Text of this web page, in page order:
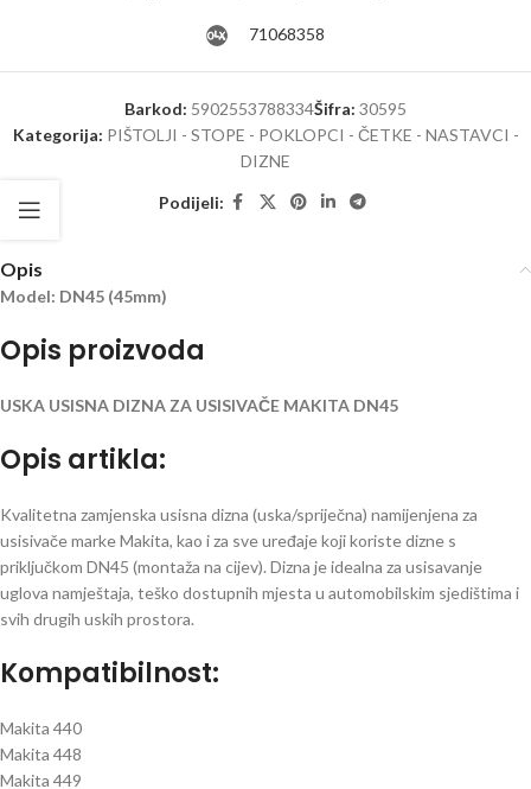
71068358
Barkod: 5902553788334Šifra: 30595
Kategorija: PIŠTOLJI - STOPE - POKLOPCI - ČETKE - NASTAVCI -
DIZNE
Podijeli:
Opis
Model: DN45 (45mm)
Opis proizvoda
USKA USISNA DIZNA ZA USISIVAČE MAKITA DN45
Opis artikla:
Kvalitetna zamjenska usisna dizna (uska/spriječna) namijenjena za
usisivače marke Makita, kao i za sve uređaje koji koriste dizne s
priključkom DN45 (montaža na cijev). Dizna je idealna za usisavanje
uglova namještaja, teško dostupnih mjesta u automobilskim sjedištima i
svih drugih uskih prostora.
Kompatibilnost:
Makita 440
Makita 448
Makita 449